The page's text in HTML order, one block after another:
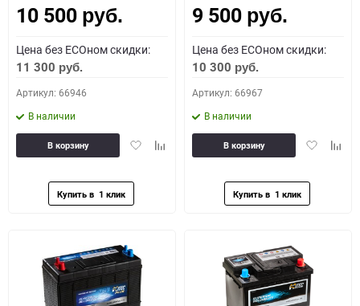
10 500 руб.
Цена без ECOном скидки:
11 300 руб.
Артикул: 66946
В наличии
ДобавитьДобавить
В корзину
9 500 руб.
Цена без ECOном скидки:
10 300 руб.
Артикул: 66967
В наличии
Добавить
В корзину